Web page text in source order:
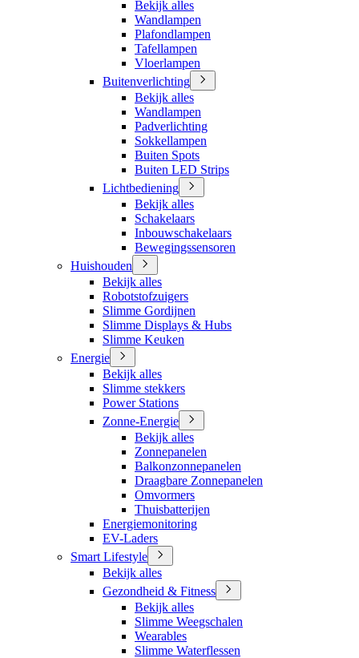
Bekijk alles
Wandlampen
Plafondlampen
Tafellampen
Vloerlampen
Buitenverlichting
Bekijk alles
Wandlampen
Padverlichting
Sokkellampen
Buiten Spots
Buiten LED Strips
Lichtbediening
Bekijk alles
Schakelaars
Inbouwschakelaars
Bewegingssensoren
Huishouden
Bekijk alles
Robotstofzuigers
Slimme Gordijnen
Slimme Displays & Hubs
Slimme Keuken
Energie
Bekijk alles
Slimme stekkers
Power Stations
Zonne-Energie
Bekijk alles
Zonnepanelen
Balkonzonnepanelen
Draagbare Zonnepanelen
Omvormers
Thuisbatterijen
Energiemonitoring
EV-Laders
Smart Lifestyle
Bekijk alles
Gezondheid & Fitness
Bekijk alles
Slimme Weegschalen
Wearables
Slimme Waterflessen